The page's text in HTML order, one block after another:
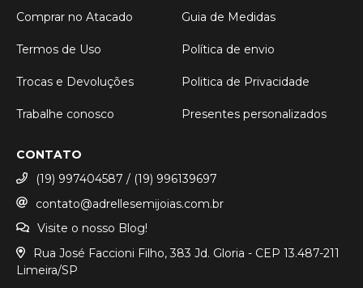
Comprar no Atacado Guia de Medidas
Termos de Uso Política de envio
Trocas e Devoluções Politica de Privacidade
Trabalhe conosco Presentes personalizados
CONTATO
(19) 997404587 / (19) 996139697
contato@adrellesemijoias.com.br
Visite o nosso Blog!
Rua José Faccioni Filho, 383 Jd. Gloria - CEP 13.487-211
Limeira/SP